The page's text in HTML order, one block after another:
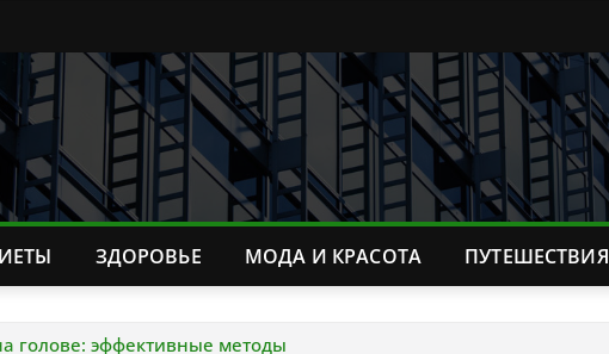
ЗДОРОВЬЕ МОДА И КРАСОТА ПУТЕШЕСТВИЯ
голове: эффективные методы